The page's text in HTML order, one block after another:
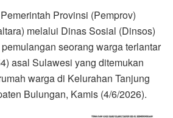
Provinsi (Pemprov)
melalui Dinas Sosial (Dinsos)
seorang warga terlantar
asal Sulawesi yang ditemukan
warga di Kelurahan Tanjung
Bulungan, Kamis (4/6/2026).